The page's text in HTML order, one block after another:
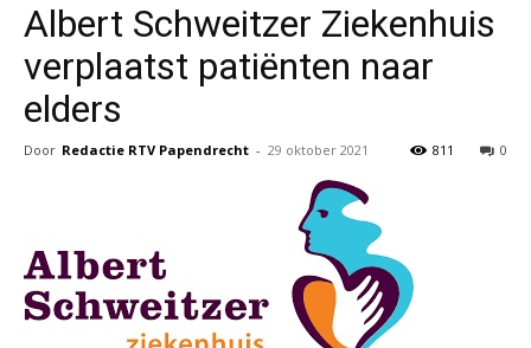
Albert Schweitzer Ziekenhuis
verplaatst patiënten naar
elders
Door Redactie RTV Papendrecht - 29 oktober 2021 0
811